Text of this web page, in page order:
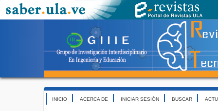
INICIO ACERCA DE INICIAR SESIÓN BUSCAR